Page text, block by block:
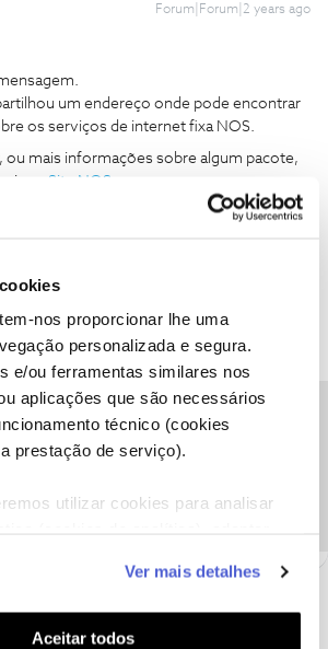
nos proporcionar lhe uma
personalizada e segura.
e/ou ferramentas similares nos
aplicações que são necessários
técnico (cookies
prestação de serviço).
utilizar cookies para analisar
de personalização e
anúncios aos seus interesses
personalizada). Pode gerir a
Ver mais detalhes
Aceitar todos
Forum|Forum|2 years ago
um endereço onde pode encontrar
os serviços de internet fixa NOS.
ou mais informações sobre algum pacote,
no Site NOS
no Fórum NOS, eventuais questões que
encontrar informação relevante. Marque
e faça "Like" nos melhores comentários.
através da opção "Seguir", para estar
novidades.